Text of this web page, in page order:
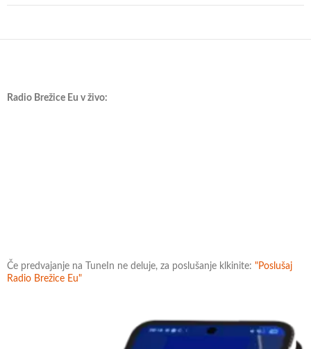
Radio Brežice Eu v živo:
Če predvajanje na TuneIn ne deluje, za poslušanje klkinite: "Poslušaj
Radio Brežice Eu"